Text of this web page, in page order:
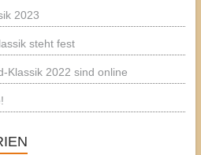
2023
steht fest
Klassik 2022 sind online